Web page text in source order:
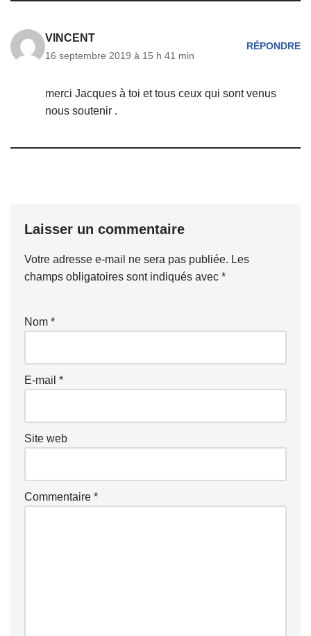
VINCENT
16 septembre 2019 à 15 h 41 min
RÉPONDRE
merci Jacques à toi et tous ceux qui sont venus
nous soutenir .
Laisser un commentaire
Votre adresse e-mail ne sera pas publiée. Les
champs obligatoires sont indiqués avec *
Nom *
E-mail *
Site web
Commentaire *